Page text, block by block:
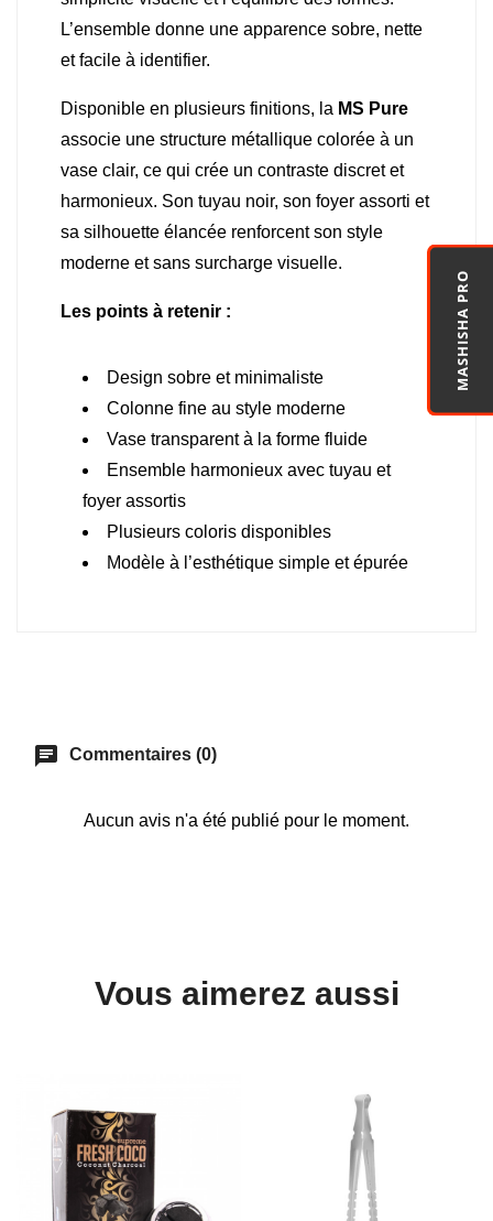
MASHISHA PRO
L’ensemble donne une apparence sobre, nette
et facile à identifier.
Disponible en plusieurs finitions, la MS Pure
associe une structure métallique colorée à un
vase clair, ce qui crée un contraste discret et
harmonieux. Son tuyau noir, son foyer assorti et
sa silhouette élancée renforcent son style
moderne et sans surcharge visuelle.
Les points à retenir :
Design sobre et minimaliste
Colonne fine au style moderne
Vase transparent à la forme fluide
Ensemble harmonieux avec tuyau et
foyer assortis
Plusieurs coloris disponibles
Modèle à l’esthétique simple et épurée
chat Commentaires (0)
Aucun avis n'a été publié pour le moment.
Vous aimerez aussi